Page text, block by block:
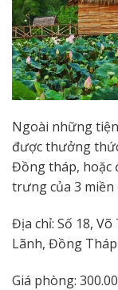
Ngoài những
được thưởng
Đồng tháp, hoặc
trưng của 3 miền
Địa chỉ: Số 18,
Lãnh, Đồng Tháp
Giá phòng: